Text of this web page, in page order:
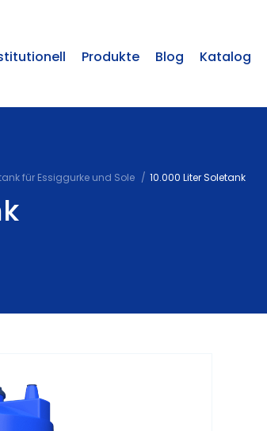
Produkte Blog Katalog
für Essiggurke und Sole 10.000 Liter Soletank